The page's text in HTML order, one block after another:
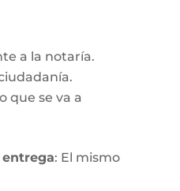
a la notaría.
que se va a
: El mismo